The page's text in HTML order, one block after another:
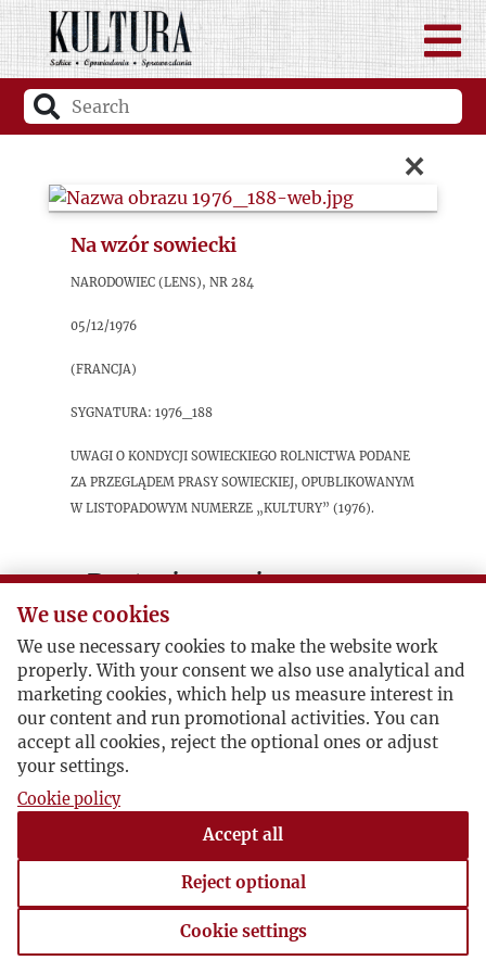
×
Na wzór sowiecki
Narodowiec (Lens), nr 284
05/12/1976
(Francja)
sygnatura: 1976_188
Uwagi o kondycji sowieckiego rolnictwa podane
za przeglądem prasy sowieckiej, opublikowanym
w listopadowym numerze „Kultury” (1976).
Postacie powiązane
Adam Kruczek
We use cookies
We use necessary cookies to make the website work
properly. With your consent we also use analytical and
marketing cookies, which help us measure interest in
our content and run promotional activities. You can
accept all cookies, reject the optional ones or adjust
your settings.
Cookie policy
Accept all
Reject optional
Cookie settings
Cookie settings